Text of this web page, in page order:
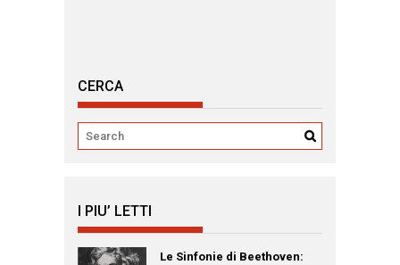
CERCA
I PIU’ LETTI
Le Sinfonie di Beethoven: